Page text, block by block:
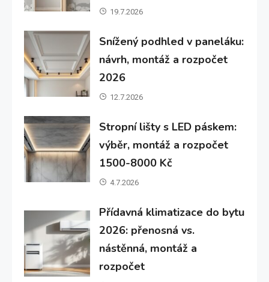
19.7.2026
Snížený podhled v paneláku:
návrh, montáž a rozpočet
2026
12.7.2026
Stropní lišty s LED páskem:
výběr, montáž a rozpočet
1500-8000 Kč
4.7.2026
Přídavná klimatizace do bytu
2026: přenosná vs.
nástěnná, montáž a
rozpočet